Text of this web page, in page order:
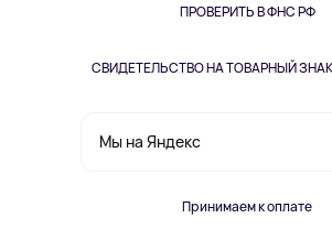
ПРОВЕРИТЬ В ФНС РФ
СВИДЕТЕЛЬСТВО НА ТОВАРНЫЙ
Мы на Яндекс
Принимаем к оплате
Одежда и аксессуары